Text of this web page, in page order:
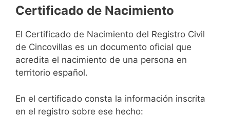
Certificado de Nacimiento
El Certificado de Nacimiento del Registro Civil
de Cincovillas es un documento oficial que
acredita el nacimiento de una persona en
territorio español.
En el certificado consta la información inscrita
en el registro sobre ese hecho: